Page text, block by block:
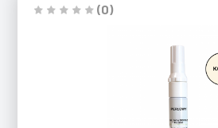
(0)